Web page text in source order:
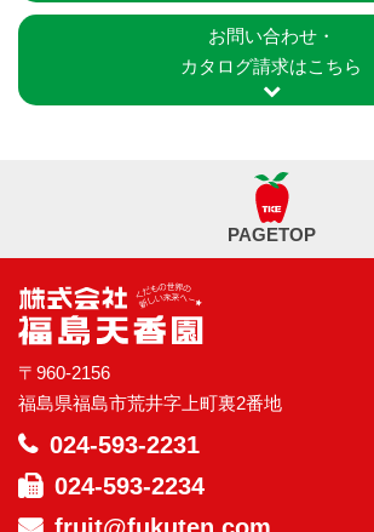
お問い合わせ・
カタログ請求はこちら
PAGETOP
〒960-2156
福島県福島市荒井字上町裏2番地
024-593-2231
024-593-2234